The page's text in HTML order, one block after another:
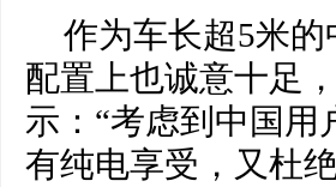
作为车长超5米
配置上也诚意十足
示：“考虑到中国
有纯电享受，又杜